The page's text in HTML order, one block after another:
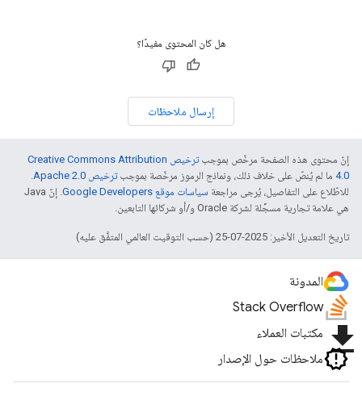
هل كان المحتوى مفيدًا؟
إرسال ملاحظات
إنّ محتوى هذه الصفحة مرخّص بموجب
ترخيص Creative Commons Attribution
4.0‏ ما لم يُنصّ على خلاف ذلك، ونماذج الرموز مرخّصة بموجبترخيص Apache 2.0‏
.
للاطّلاع على التفاصيل، يُرجى مراجعة سياسات موقع Google Developers‏
. إنّ Java
هي علامة تجارية مسجَّلة لشركة Oracle و/أو شركائها التابعين.
تاريخ التعديل الأخير: 2025-07-25 (حسب التوقيت العالمي المتفَّق عليه)
المدونة
Stack Overflow
file_download مكتبات العملاء
ملاحظات حول الإصدار